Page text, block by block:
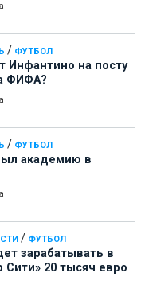
/ ФУТБОЛ
Инфантино на посту
ФИФА?
/ ФУТБОЛ
академию в
/ ФУТБОЛ
зарабатывать в
Сити» 20 тысяч евро